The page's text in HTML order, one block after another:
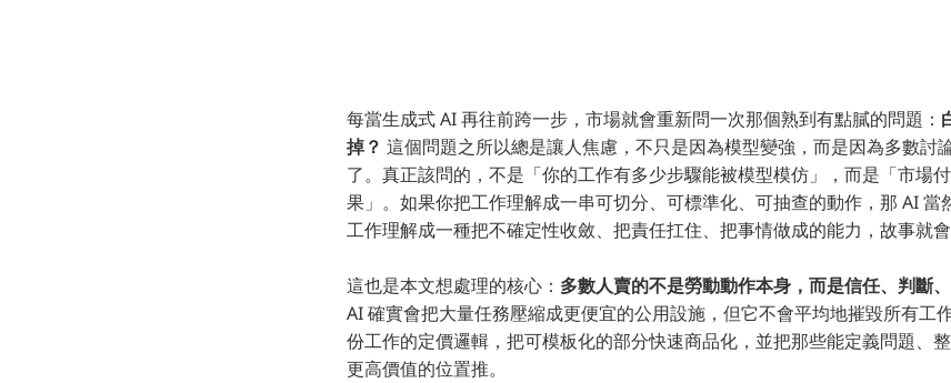
每當生成式 AI 再往前跨一步，市場就會重新問一次那個熟到有點膩的問題：
掉？ 這個問題之所以總是讓人焦慮，不只是因為模型變強，而是因為多數討
了。真正該問的，不是「你的工作有多少步驟能被模型模仿」，而是「市場
果」。如果你把工作理解成一串可切分、可標準化、可抽查的動作，那 AI 當
工作理解成一種把不確定性收斂、把責任扛住、把事情做成的能力，故事就會
這也是本文想處理的核心： 多數人賣的不是勞動動作本身，而是信任、判斷
AI 確實會把大量任務壓縮成更便宜的公用設施，但它不會平均地摧毀所有工
份工作的定價邏輯，把可模板化的部分快速商品化，並把那些能定義問題、
更高價值的位置推。